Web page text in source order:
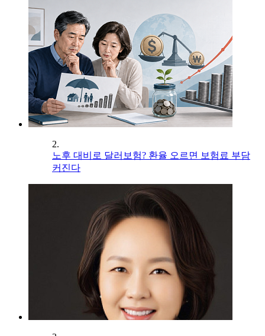
2.
노후 대비로 달러보험? 환율 오르면 보험료 부담
커진다